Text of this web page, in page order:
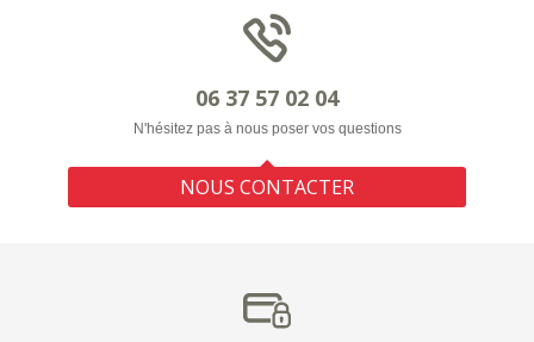
06 37 57 02 04
N'hésitez pas à nous poser vos questions
NOUS CONTACTER